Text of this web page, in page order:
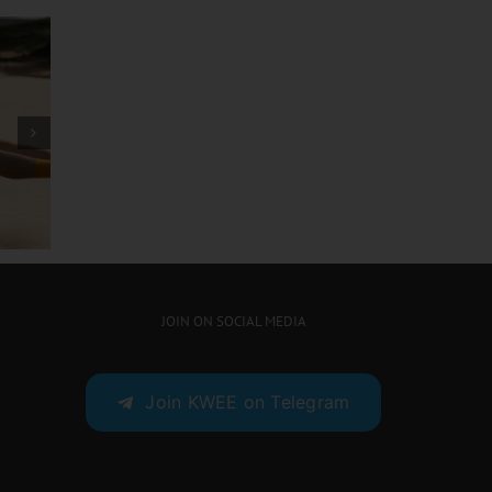
းဖ
ား
JOIN ON SOCIAL MEDIA
Join KWEE on Telegram